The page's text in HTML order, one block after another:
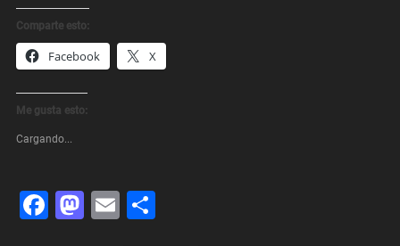
Comparte esto:
Facebook X
Me gusta esto:
Cargando...
Facebook
Mastodon
EmailShare